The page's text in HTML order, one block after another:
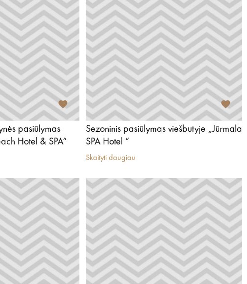
pasiūlymas
Hotel & SPA“
Sezoninis pasiūlymas viešbutyje „Jūrmala
SPA Hotel “
Skaityti daugiau